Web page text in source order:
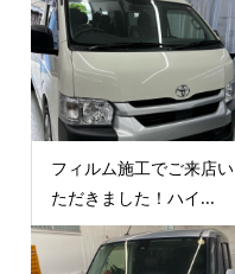
フィルム施工でご来店い
ただきました！ハイ...